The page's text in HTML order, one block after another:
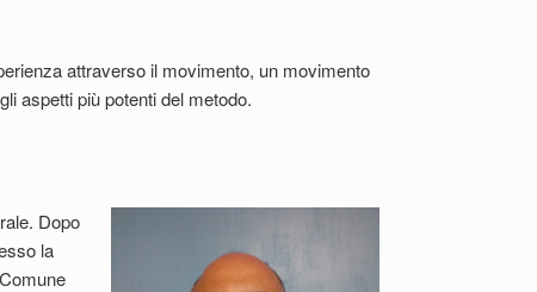
attraverso il movimento, un movimento
aspetti più potenti del metodo.
Dopo
la